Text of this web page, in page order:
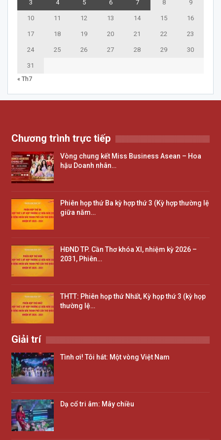
3 4 5 6 7 8 9
10 11 12 13 14 15 16
17 18 19 20 21 22 23
24 25 26 27 28 29 30
31
« Th7
Chương trình trực tiếp
Vòng chung kết Miss Business Asean – Hoa
hậu Doanh nhân…
Phiên họp thứ Ba kỳ hợp thứ 3 (Kỳ hợp thường lệ
giữa năm…
HĐND TP. Cần Thơ khóa XI, nhiệm kỳ 2026 –
2031, Phiên…
THTT: Phiên họp thứ Nhất, Kỳ họp thứ 3 (kỳ họp
thường lệ…
Giải trí
Tình ơi! Tôi hát: Một vòng Việt Nam
Dạ cổ tri âm: Mây chiều